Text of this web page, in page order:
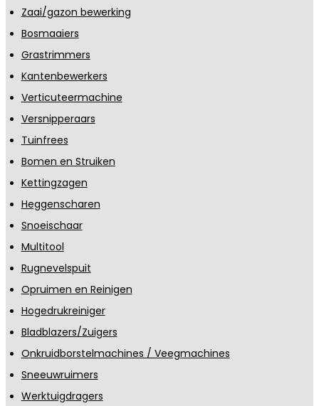
Zaai/gazon bewerking
Bosmaaiers
Grastrimmers
Kantenbewerkers
Verticuteermachine
Versnipperaars
Tuinfrees
Bomen en Struiken
Kettingzagen
Heggenscharen
Snoeischaar
Multitool
Rugnevelspuit
Opruimen en Reinigen
Hogedrukreiniger
Bladblazers/Zuigers
Onkruidborstelmachines / Veegmachines
Sneeuwruimers
Werktuigdragers